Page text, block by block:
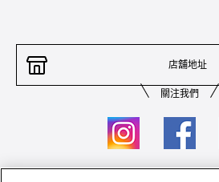
店舖地址
關注我們